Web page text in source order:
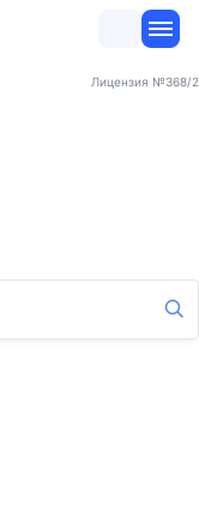
Лицензия №368/2